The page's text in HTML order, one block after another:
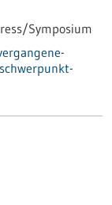
Symposium